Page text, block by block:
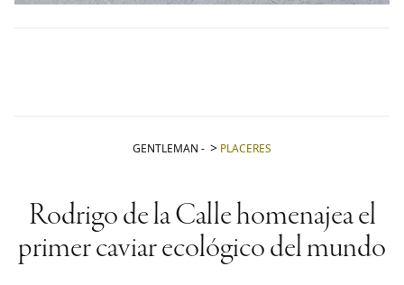
GENTLEMAN - PLACERES
Rodrigo de la Calle homenajea el
primer caviar ecológico del mundo